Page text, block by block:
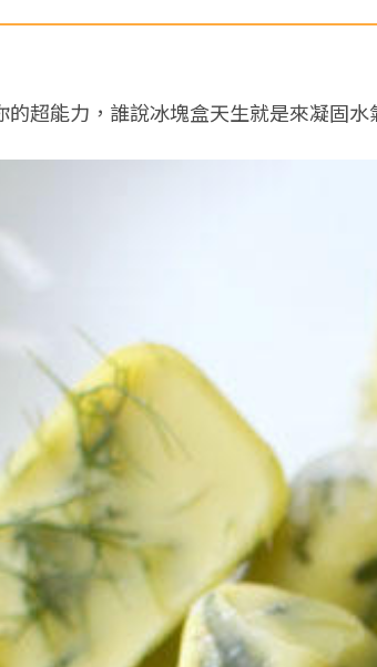
的超能力，誰說冰塊盒天生就是來凝固